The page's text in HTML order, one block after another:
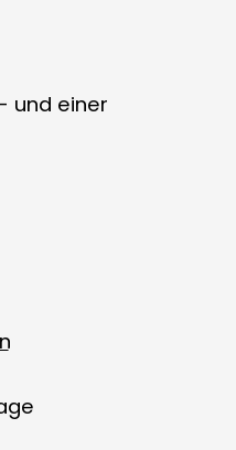
und einer